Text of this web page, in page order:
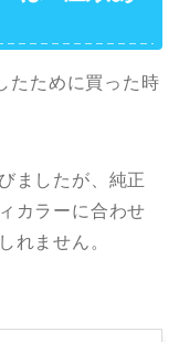
たために買った時
ましたが、純正
カラーに合わせ
れません。